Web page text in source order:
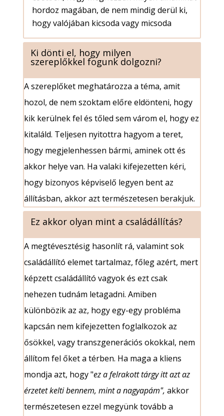
hordoz magában, de nem mindig derül ki,
hogy valójában kicsoda vagy micsoda
Ki dönti el, hogy milyen
szereplőkkel fogunk dolgozni?
A szereplőket meghatározza a téma, amit
hozol, de nem szoktam előre eldönteni, hogy
kik kerülnek fel és tőled sem várom el, hogy ez
kitaláld. Teljesen nyitottra hagyom a teret,
hogy megjelenhessen bármi, aminek ott és
akkor helye van. Ha valaki kifejezetten kéri,
hogy bizonyos képviselő legyen bent az
állításban, akkor azt természetesen berakjuk.
Ez akkor olyan mint a családállítás?
A megtévesztésig hasonlít rá, valamint sok
családállító elemet tartalmaz, főleg azért, mert
képzett családállító vagyok és ezt csak
nehezen tudnám letagadni. Amiben
különbözik az az, hogy egy-egy probléma
kapcsán nem kifejezetten foglalkozok az
ősökkel, vagy transzgenerációs okokkal, nem
állítom fel őket a térben. Ha maga a kliens
mondja azt, hogy "ez a felrakott tárgy itt azt az
érzetet kelti bennem, mint a nagyapám", akkor
természetesen ezzel megyünk tovább a